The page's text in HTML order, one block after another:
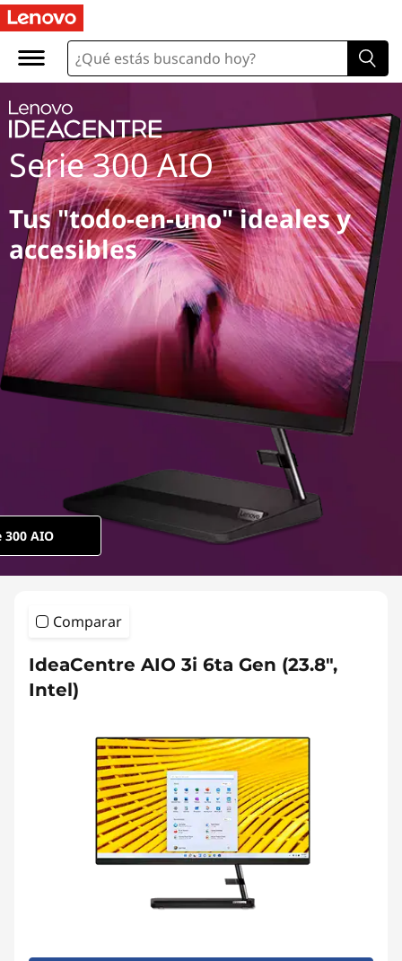
Serie 300 AIO
Tus "todo-en-uno" ideales y
accesibles
300 AIO
Comparar
IdeaCentre AIO 3i 6ta Gen (23.8",
Intel)